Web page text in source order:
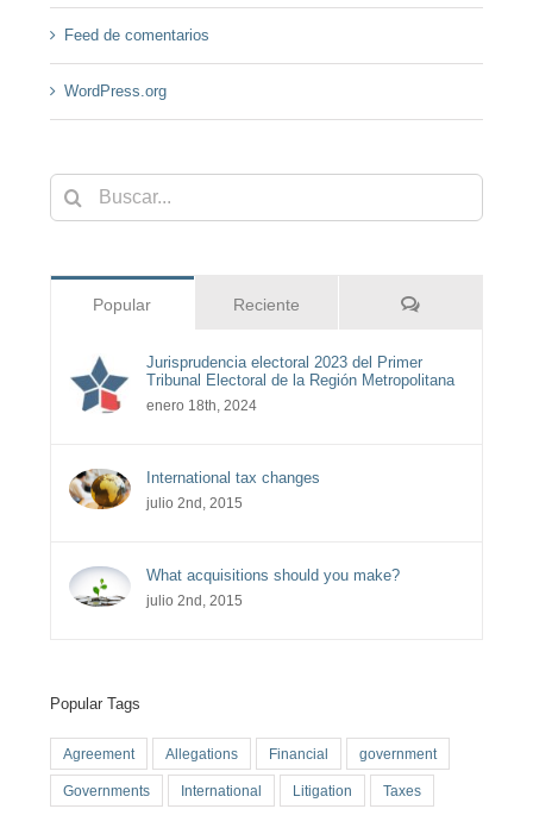
Feed de comentarios
WordPress.org
Buscar:
Popular Reciente Comentarios
Jurisprudencia electoral 2023 del Primer
Tribunal Electoral de la Región Metropolitana
enero 18th, 2024
International tax changes
julio 2nd, 2015
What acquisitions should you make?
julio 2nd, 2015
Popular Tags
Agreement Allegations Financial government
Governments International Litigation Taxes